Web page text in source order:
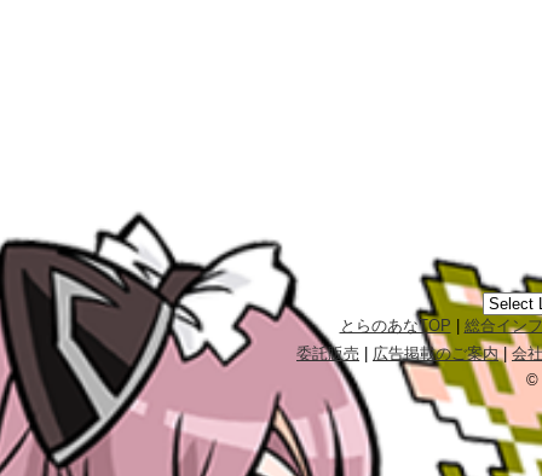
とらのあなTOP
総合イン
委託販売
広告掲載のご案内|会
©